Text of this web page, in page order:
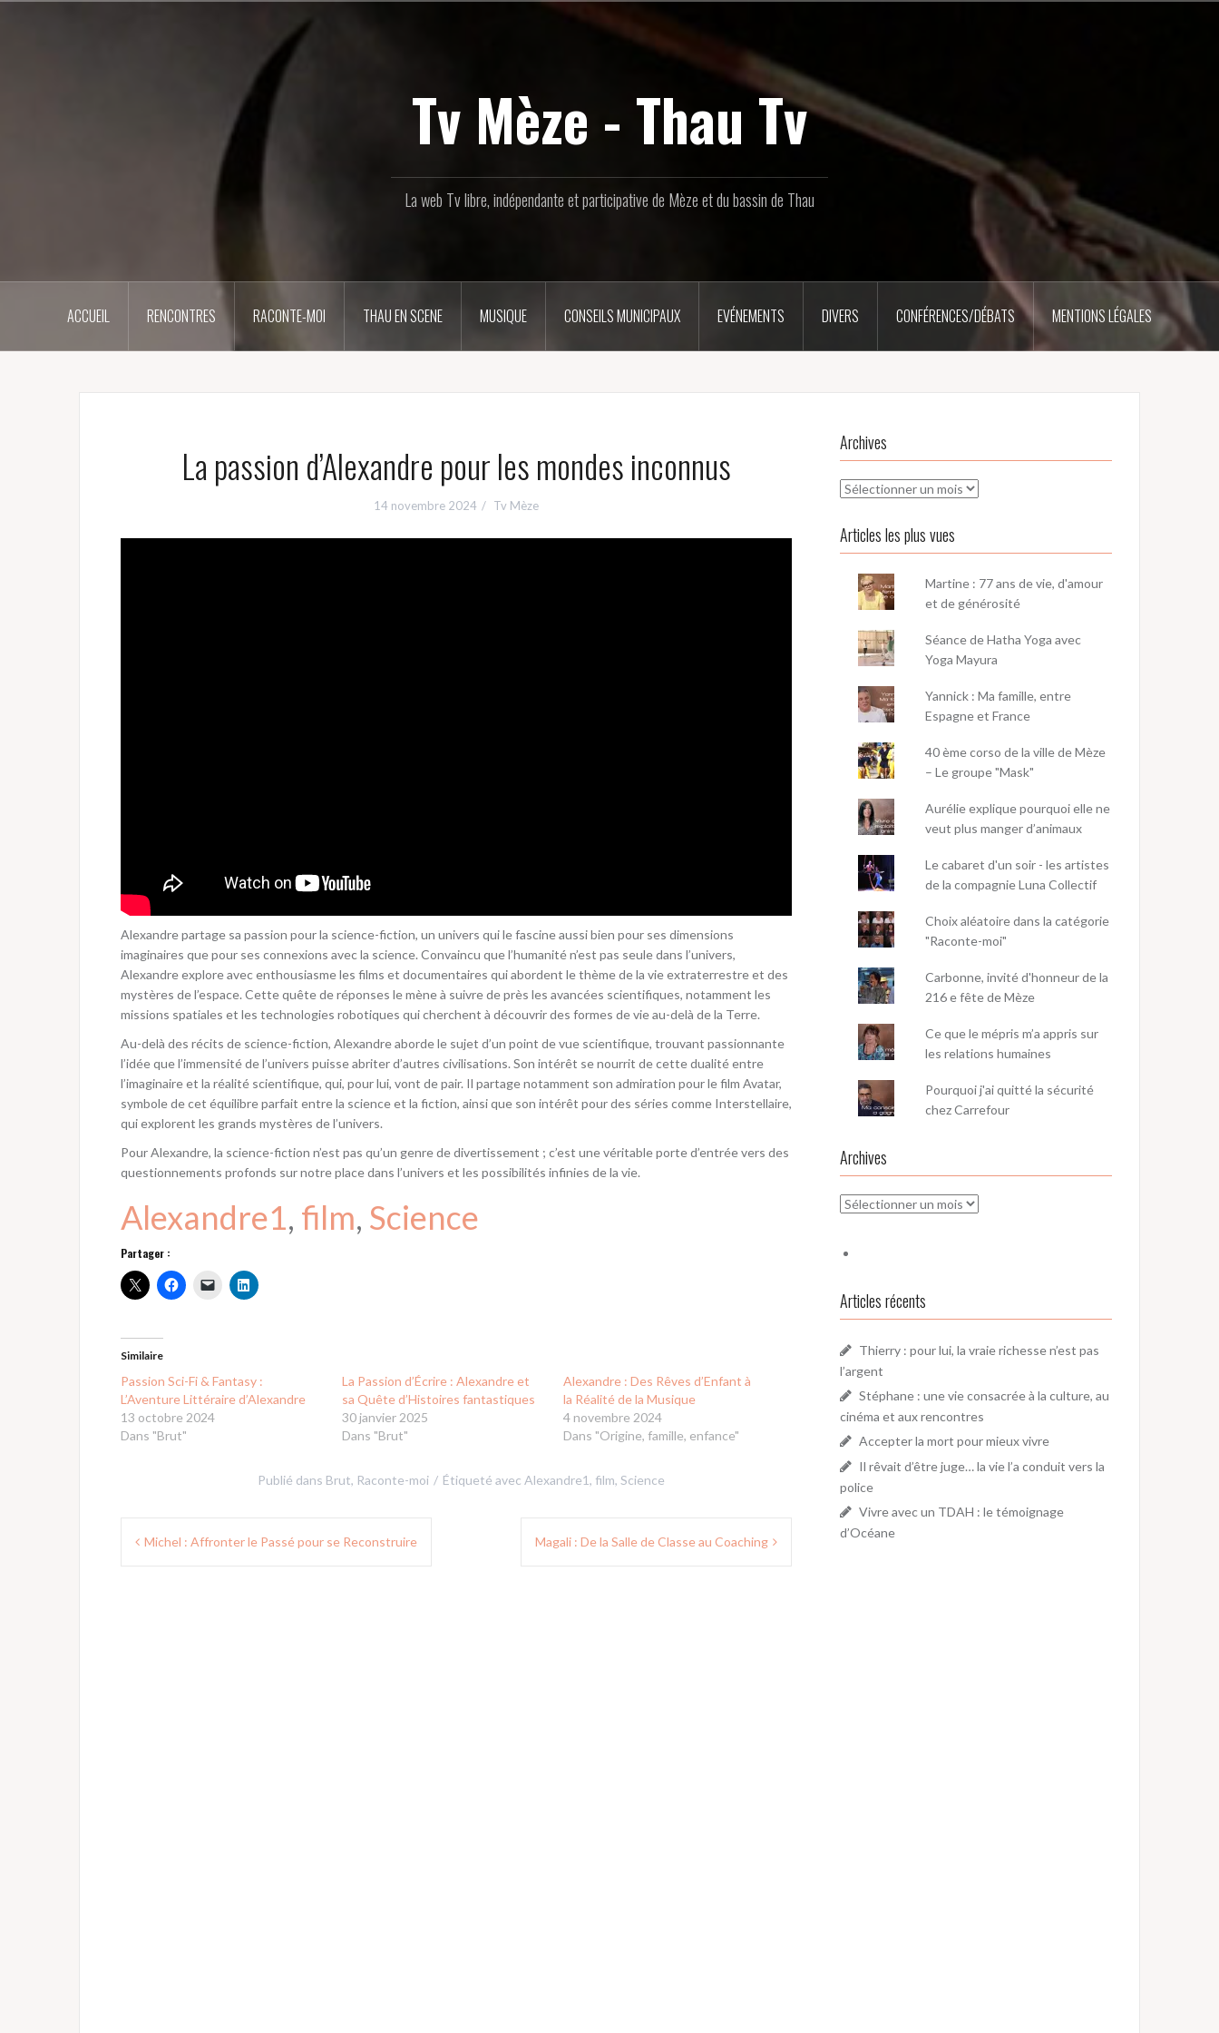
Tv Mèze - Thau Tv
La web Tv libre, indépendante et participative de Mèze et du bassin de Thau
ACCUEIL RENCONTRES RACONTE-MOI THAU EN SCENE MUSIQUE CONSEILS MUNICIPAUX EVÉNEMENTS DIVERS CONFÉRENCES/DÉBATS MENTIONS LÉGALES
La passion d’Alexandre pour les mondes inconnus
14 novembre 2024 Tv Mèze
Alexandre partage sa passion pour la science-fiction, un univers qui le fascine aussi bien pour ses dimensions
imaginaires que pour ses connexions avec la science. Convaincu que l’humanité n’est pas seule dans l’univers,
Alexandre explore avec enthousiasme les films et documentaires qui abordent le thème de la vie extraterrestre et des
mystères de l’espace. Cette quête de réponses le mène à suivre de près les avancées scientifiques, notamment les
missions spatiales et les technologies robotiques qui cherchent à découvrir des formes de vie au-delà de la Terre.
Au-delà des récits de science-fiction, Alexandre aborde le sujet d’un point de vue scientifique, trouvant passionnante
l’idée que l’immensité de l’univers puisse abriter d’autres civilisations. Son intérêt se nourrit de cette dualité entre
l’imaginaire et la réalité scientifique, qui, pour lui, vont de pair. Il partage notamment son admiration pour le film Avatar,
symbole de cet équilibre parfait entre la science et la fiction, ainsi que son intérêt pour des séries comme Interstellaire,
qui explorent les grands mystères de l’univers.
Pour Alexandre, la science-fiction n’est pas qu’un genre de divertissement ; c’est une véritable porte d’entrée vers des
questionnements profonds sur notre place dans l’univers et les possibilités infinies de la vie.
Alexandre1, film, Science
Partager :
Similaire
Passion Sci-Fi & Fantasy :
L’Aventure Littéraire d’Alexandre
13 octobre 2024
Dans "Brut"
La Passion d’Écrire : Alexandre et
sa Quête d’Histoires fantastiques
30 janvier 2025
Dans "Brut"
Alexandre : Des Rêves d’Enfant à
la Réalité de la Musique
4 novembre 2024
Dans "Origine, famille, enfance"
Publié dans Brut, Raconte-moi Étiqueté avec Alexandre1, film, Science
Navigation
Michel : Affronter le Passé pour se Reconstruire Magali : De la Salle de Classe au Coaching
Archives
Archives
Articles les plus vues
Martine : 77 ans de vie, d'amour
et de générosité
Séance de Hatha Yoga avec
Yoga Mayura
Yannick : Ma famille, entre
Espagne et France
40 ème corso de la ville de Mèze
– Le groupe "Mask"
Aurélie explique pourquoi elle ne
veut plus manger d’animaux
Le cabaret d'un soir - les artistes
de la compagnie Luna Collectif
Choix aléatoire dans la catégorie
"Raconte-moi"
Carbonne, invité d'honneur de la
216 e fête de Mèze
Ce que le mépris m’a appris sur
les relations humaines
Pourquoi j'ai quitté la sécurité
chez Carrefour
Archives
Archives
Articles récents
Thierry : pour lui, la vraie richesse n’est pas
l’argent
Stéphane : une vie consacrée à la culture, au
cinéma et aux rencontres
Accepter la mort pour mieux vivre
Il rêvait d’être juge… la vie l’a conduit vers la
police
Vivre avec un TDAH : le témoignage
d’Océane